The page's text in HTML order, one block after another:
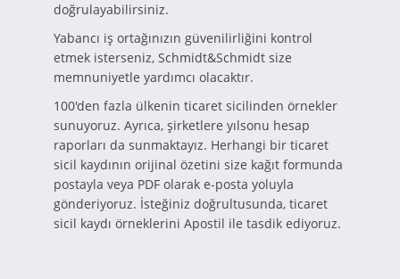
doğrulayabilirsiniz.
Yabancı iş ortağınızın güvenilirliğini kontrol
etmek isterseniz, Schmidt&Schmidt size
memnuniyetle yardımcı olacaktır.
100'den fazla ülkenin ticaret sicilinden örnekler
sunuyoruz. Ayrıca, şirketlere yılsonu hesap
raporları da sunmaktayız. Herhangi bir ticaret
sicil kaydının orijinal özetini size kağıt formunda
postayla veya PDF olarak e-posta yoluyla
gönderiyoruz. İsteğiniz doğrultusunda, ticaret
sicil kaydı örneklerini Apostil ile tasdik ediyoruz.